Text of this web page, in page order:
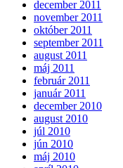
december 2011
november 2011
október 2011
september 2011
august 2011
máj 2011
február 2011
január 2011
december 2010
august 2010
júl 2010
jún 2010
máj 2010